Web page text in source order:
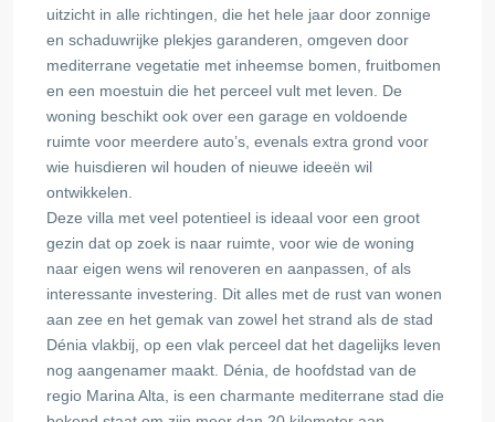
uitzicht in alle richtingen, die het hele jaar door zonnige
en schaduwrijke plekjes garanderen, omgeven door
mediterrane vegetatie met inheemse bomen, fruitbomen
en een moestuin die het perceel vult met leven. De
woning beschikt ook over een garage en voldoende
ruimte voor meerdere auto’s, evenals extra grond voor
wie huisdieren wil houden of nieuwe ideeën wil
ontwikkelen.
Deze villa met veel potentieel is ideaal voor een groot
gezin dat op zoek is naar ruimte, voor wie de woning
naar eigen wens wil renoveren en aanpassen, of als
interessante investering. Dit alles met de rust van wonen
aan zee en het gemak van zowel het strand als de stad
Dénia vlakbij, op een vlak perceel dat het dagelijks leven
nog aangenamer maakt. Dénia, de hoofdstad van de
regio Marina Alta, is een charmante mediterrane stad die